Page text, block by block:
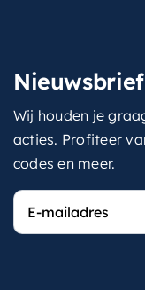
Nieuwsbrief
Wij houden je
acties. Profiteer
codes en meer.
E-
mailadres